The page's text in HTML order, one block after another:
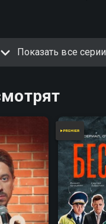
шкафу.
Показать все серии